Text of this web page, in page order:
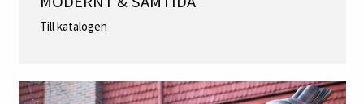
Till katalogen